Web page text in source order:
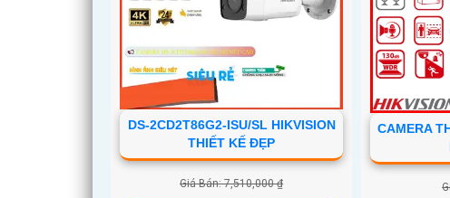
DS-2CD2T86G2-ISU/SL HIKVISION
THIẾT KẾ ĐẸP
Giá Bán: 7,510,000 ₫
CAMERA